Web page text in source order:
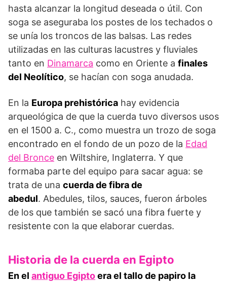
hasta alcanzar la longitud deseada o útil. Con
soga se aseguraba los postes de los techados o
se unía los troncos de las balsas. Las redes
utilizadas en las culturas lacustres y fluviales
tanto en Dinamarca como en Oriente a finales
del Neolítico, se hacían con soga anudada.
En la Europa prehistórica hay evidencia
arqueológica de que la cuerda tuvo diversos usos
en el 1500 a. C., como muestra un trozo de soga
encontrado en el fondo de un pozo de la Edad
del Bronce en Wiltshire, Inglaterra. Y que
formaba parte del equipo para sacar agua: se
trata de una cuerda de fibra de
abedul. Abedules, tilos, sauces, fueron árboles
de los que también se sacó una fibra fuerte y
resistente con la que elaborar cuerdas.
Historia de la cuerda en Egipto
En el antiguo Egiptoera el tallo de papiro la